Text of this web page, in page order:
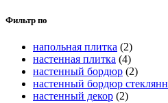
Фильтр по
напольная плитка (2)
настенная плитка (4)
настенный бордюр (2)
настенный бордюр
настенный декор (2)